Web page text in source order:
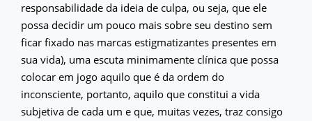
responsabilidade da ideia de culpa, ou seja, que ele
possa decidir um pouco mais sobre seu destino sem
ficar fixado nas marcas estigmatizantes presentes em
sua vida), uma escuta minimamente clínica que possa
colocar em jogo aquilo que é da ordem do
inconsciente, portanto, aquilo que constitui a vida
subjetiva de cada um e que, muitas vezes, traz consigo